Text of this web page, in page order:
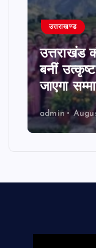
उत्तराखण्ड
उत्तराखंड
बनीं
जाएगा
admin